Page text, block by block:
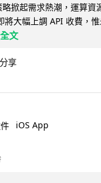
掀起需求熱潮，運算資
將大幅上調 API 收費，
文
分享
iOS App